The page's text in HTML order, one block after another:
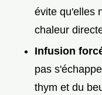
évite qu'elles
chaleur
Infusion
pas
thym et du